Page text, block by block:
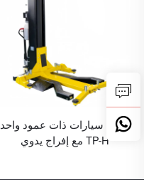
رافعة سيارات ذات عمود واحد
TP-H مع إفراج يدوي